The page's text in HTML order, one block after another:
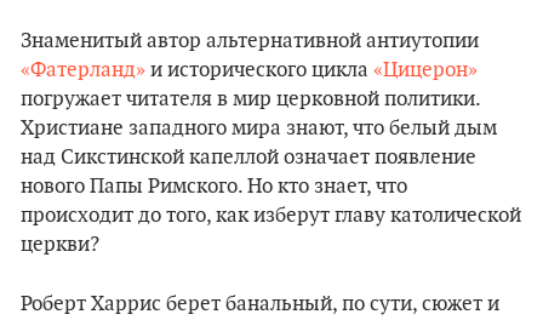
Знаменитый автор альтернативной антиутопии
«Фатерланд» и исторического цикла «Цицерон»
погружает читателя в мир церковной политики.
Христиане западного мира знают, что белый дым
над Сикстинской капеллой означает появление
нового Папы Римского. Но кто знает, что
происходит до того, как изберут главу католической
церкви?
Роберт Харрис берет банальный, по сути, сюжет и